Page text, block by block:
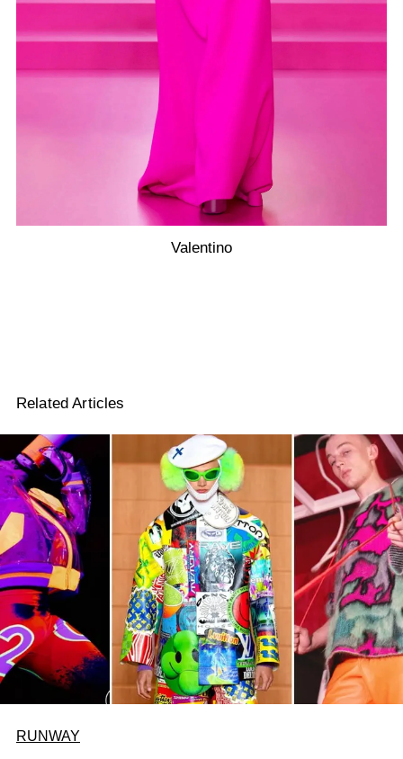
Valentino
Related Articles
RUNWAY